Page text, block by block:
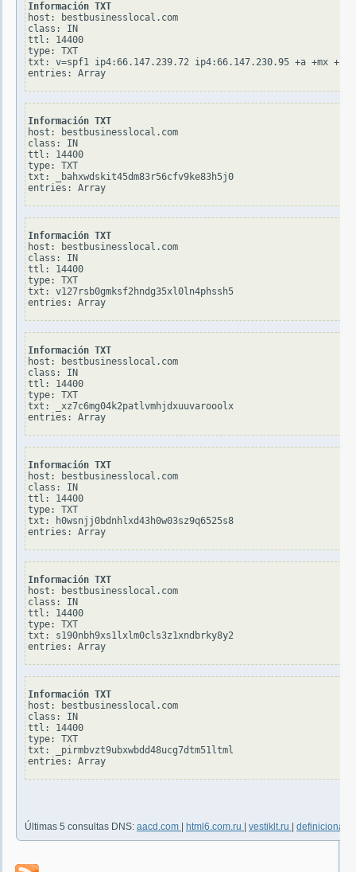
Información TXT
host: bestbusinesslocal.com
class: IN
ttl: 14400
type: TXT
txt: v=spf1 ip4:66.147.239.72 ip4:66.147.230.95 +a +mx
Información TXT
host: bestbusinesslocal.com
class: IN
ttl: 14400
type: TXT
txt: _bahxwdskit45dm83r56cfv9ke83h5j0
Información TXT
host: bestbusinesslocal.com
class: IN
ttl: 14400
type: TXT
txt: v127rsb0gmksf2hndg35xl0ln4phssh5
Información TXT
host: bestbusinesslocal.com
class: IN
ttl: 14400
type: TXT
txt: _xz7c6mg04k2patlvmhjdxuuvarooolx
Información TXT
host: bestbusinesslocal.com
class: IN
ttl: 14400
type: TXT
txt: h0wsnjj0bdnhlxd43h0w03sz9q6525s8
Información TXT
host: bestbusinesslocal.com
class: IN
ttl: 14400
type: TXT
txt: s190nbh9xs1lxlm0cls3z1xndbrky8y2
Información TXT
host: bestbusinesslocal.com
class: IN
ttl: 14400
type: TXT
txt: _pirmbvzt9ubxwbdd48ucg7dtm51ltml
Últimas 5 consultas DNS: aacd.com html6.com.ru vestiklt.ru